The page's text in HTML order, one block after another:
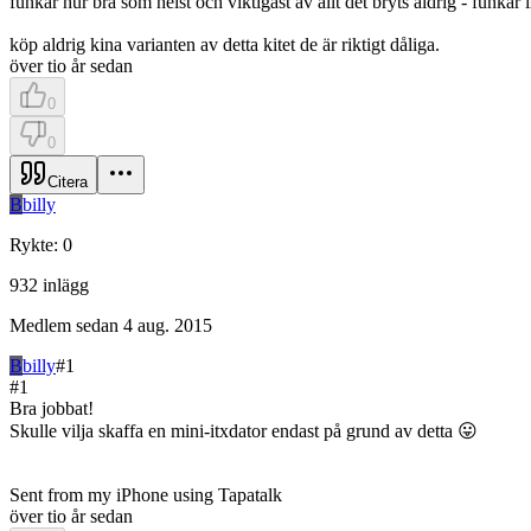
köp aldrig kina varianten av detta kitet de är riktigt dåliga.
över tio år sedan
0
0
Citera
Bbilly
Rykte: 0
932 inlägg
Medlem sedan 4 aug. 2015
Bbilly#1
#1
Bra jobbat!
Skulle vilja skaffa en mini-itxdator endast på grund av detta 😛
Sent from my iPhone using Tapatalk
över tio år sedan